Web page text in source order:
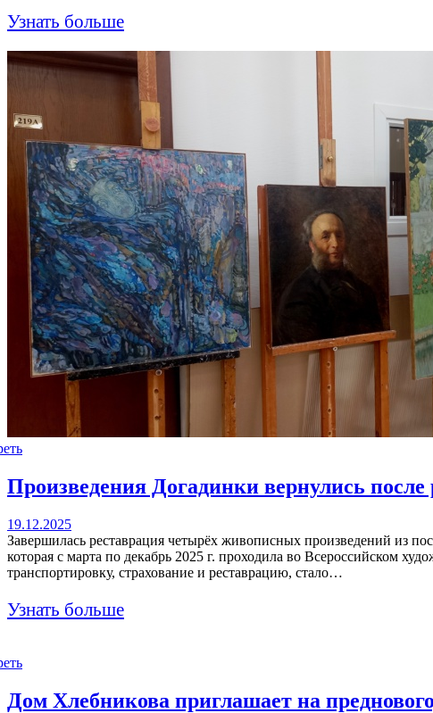
Узнать больше
Произведения Догадинки вернулись после
19.12.2025
Завершилась реставрация четырёх живописных произведений из
которая с марта по декабрь 2025 г. проходила во Всероссийском
транспортировку, страхование и реставрацию, стало…
Узнать больше
Дом Хлебникова приглашает на